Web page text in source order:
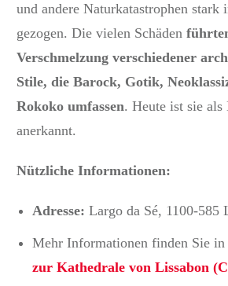
und andere Naturkatastrophen
gezogen. Die vielen Schäden
Verschmelzung verschiedener
Stile, die Barock, Gotik,
Rokoko umfassen. Heute ist sie
anerkannt.
Nützliche Informationen:
Adresse: Largo da Sé, 1100-585
Mehr Informationen finden Sie in
zur Kathedrale von Lissabon